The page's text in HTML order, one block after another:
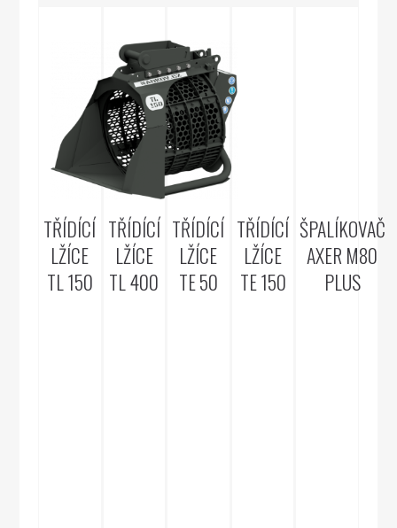
TŘÍDÍCÍ
LŽÍCE
TL 150
TŘÍDÍCÍ
LŽÍCE
TL 400
TŘÍDÍCÍ
LŽÍCE
TE 50
TŘÍDÍCÍ
LŽÍCE
TE 150
ŠPALÍKOVAČ
AXER M80
PLUS